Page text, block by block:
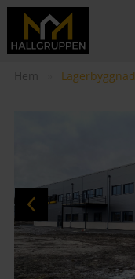
Hem Lagerbyggnad